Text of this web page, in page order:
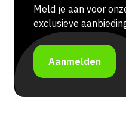
Meld je aan voor
exclusieve
Aanmelden